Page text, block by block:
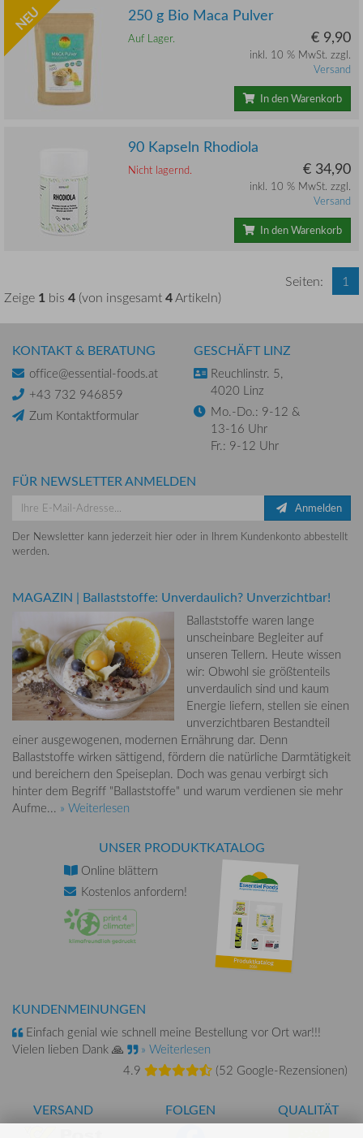
NEU 250 g Bio Maca Pulver
Auf Lager. € 9,90
inkl. 10 % MwSt. zzgl.
Versand
In den Warenkorb
90 Kapseln Rhodiola
Nicht lagernd. € 34,90
inkl. 10 % MwSt. zzgl.
Versand
In den Warenkorb
Zeige 1 bis 4 (von insgesamt4Artikeln)
Seiten: 1
KONTAKT & BERATUNG
office@essential-foods.at
+43 732 946859
Zum Kontaktformular
GESCHÄFT LINZ
Reuchlinstr. 5,
4020 Linz
Mo.-Do.: 9-12 &
13-16 Uhr
Fr.: 9-12 Uhr
FÜR NEWSLETTER ANMELDEN
Anmelden
Der Newsletter kann jederzeit hier oder in Ihrem Kundenkonto abbestellt
werden.
MAGAZIN | Ballaststoffe: Unverdaulich? Unverzichtbar!
Ballaststoffe waren lange
unscheinbare Begleiter auf
unseren Tellern. Heute wissen
wir: Obwohl sie größtenteils
unverdaulich sind und kaum
Energie liefern, stellen sie einen
unverzichtbaren Bestandteil
einer ausgewogenen, modernen Ernährung dar. Denn
Ballaststoffe wirken sättigend, fördern die natürliche Darmtätigkeit
und bereichern den Speiseplan. Doch was genau verbirgt sich
hinter dem Begriff "Ballaststoffe" und warum verdienen sie mehr
Aufme... » Weiterlesen
UNSER PRODUKTKATALOG
Online blättern
Kostenlos anfordern!
KUNDENMEINUNGEN
Einfach genial wie schnell meine Bestellung vor Ort war!!!
Vielen lieben Dank 🙏
» Weiterlesen
4.9
(52 Google-Rezensionen)
VERSAND FOLGEN QUALITÄT